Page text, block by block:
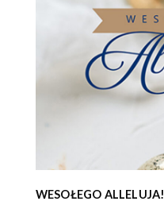
WESOŁEGO ALLELUJA!